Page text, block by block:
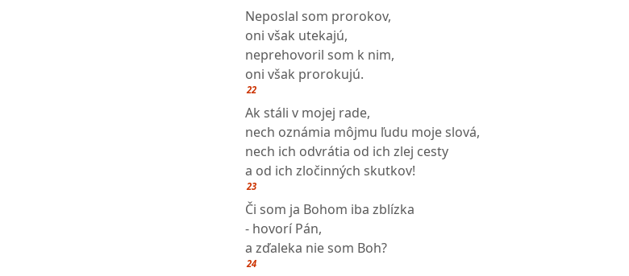
Neposlal som prorokov,
oni však utekajú,
neprehovoril som k nim,
oni však prorokujú.
22
Ak stáli v mojej rade,
nech oznámia môjmu ľudu moje slová,
nech ich odvrátia od ich zlej cesty
a od ich zločinných skutkov!
23
Či som ja Bohom iba zblízka
- hovorí Pán,
a zďaleka nie som Boh?
24